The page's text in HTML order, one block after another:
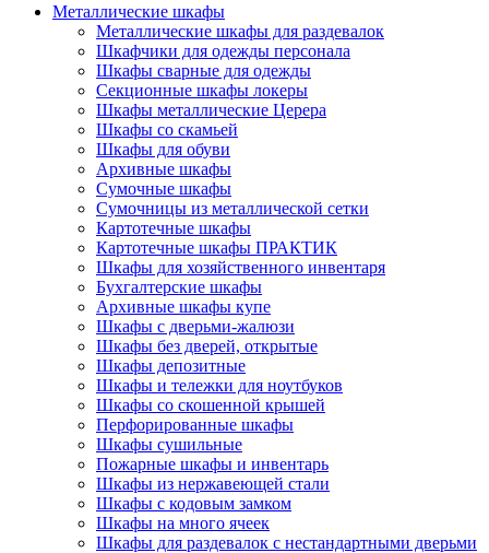
Металлические шкафы
Металлические шкафы для раздевалок
Шкафчики для одежды персонала
Шкафы сварные для одежды
Секционные шкафы локеры
Шкафы металлические Церера
Шкафы со скамьей
Шкафы для обуви
Архивные шкафы
Сумочные шкафы
Сумочницы из металлической сетки
Картотечные шкафы
Картотечные шкафы ПРАКТИК
Шкафы для хозяйственного инвентаря
Бухгалтерские шкафы
Архивные шкафы купе
Шкафы с дверьми-жалюзи
Шкафы без дверей, открытые
Шкафы депозитные
Шкафы и тележки для ноутбуков
Шкафы со скошенной крышей
Перфорированные шкафы
Шкафы сушильные
Пожарные шкафы и инвентарь
Шкафы из нержавеющей стали
Шкафы с кодовым замком
Шкафы на много ячеек
Шкафы для раздевалок с нестандартными дверьми